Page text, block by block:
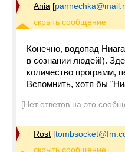
Ania [
Конечно, водопад
в сознании людей!).
количество программ,
Вспомнить, хотя бы
[Нет ответов на это
Rost [